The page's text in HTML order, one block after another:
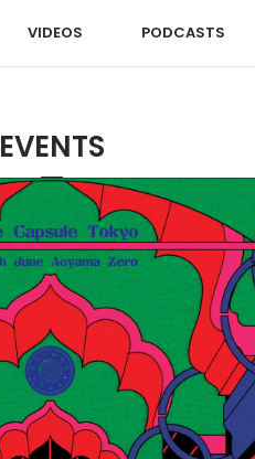
VIDEOS PODCASTS
EVENTS